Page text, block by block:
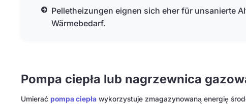
Pelletheizungen eignen sich eher für unsanierte
Wärmebedarf.
Pompa ciepła lub nagrzewnica
Umieraćpompa ciepła wykorzystuje zmagazynowaną energię